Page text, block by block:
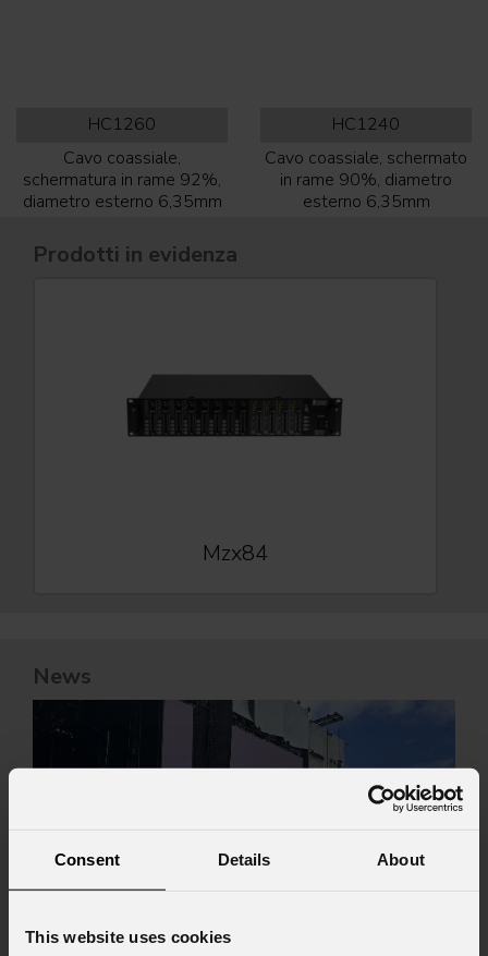
Consent Details About
This website uses cookies
HC1260
Cavo coassiale,
schermatura in rame 92%,
diametro esterno 6,35mm
HC1240
Cavo coassiale, schermato
in rame 90%, diametro
esterno 6,35mm
Prodotti in evidenza
Mzx84
News